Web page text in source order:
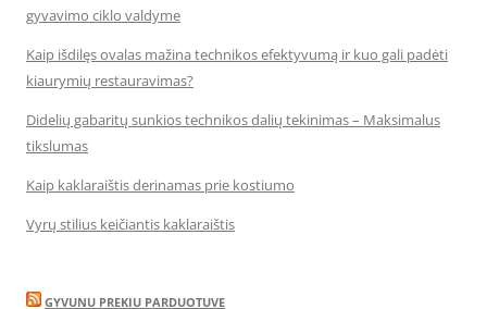
gyvavimo ciklo valdyme
Kaip išdilęs ovalas mažina technikos efektyvumą ir kuo gali padėti
kiaurymių restauravimas?
Didelių gabaritų sunkios technikos dalių tekinimas – Maksimalus
tikslumas
Kaip kaklaraištis derinamas prie kostiumo
Vyrų stilius keičiantis kaklaraištis
GYVUNU PREKIU PARDUOTUVE